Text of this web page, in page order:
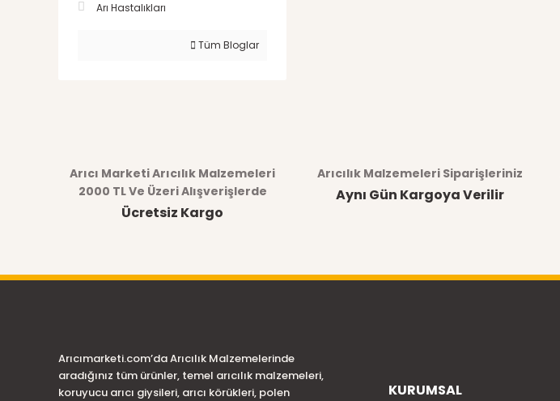
Arı Hastalıkları
Tüm Bloglar
Arıcı Marketi Arıcılık Malzemeleri
2000 TL Ve Üzeri Alışverişlerde
Ücretsiz Kargo
Arıcılık Malzemeleri Siparişleriniz
Aynı Gün Kargoya Verilir
Arıcımarketi.com’da Arıcılık Malzemelerinde
aradığınız tüm ürünler, temel arıcılık malzemeleri,
koruyucu arıcı giysileri, arıcı körükleri, polen
KURUMSAL